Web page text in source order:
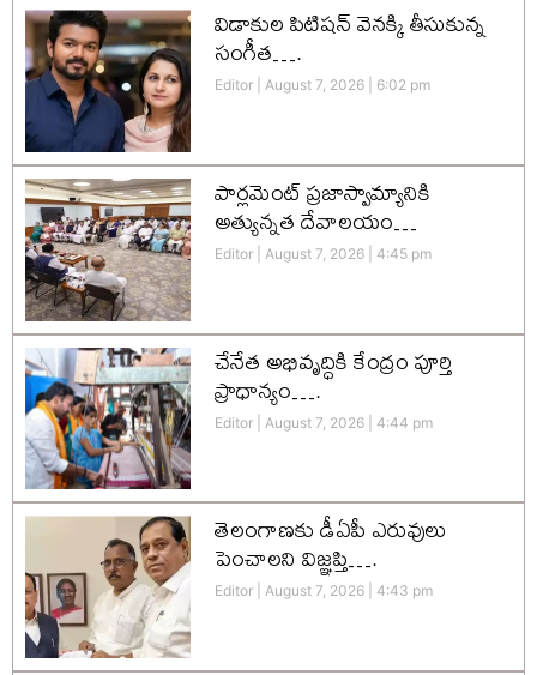
విడాకుల పిటిషన్ వెనక్కి తీసుకున్న
సంగీత….
Editor August 7, 2026 6:02 pm
పార్లమెంట్ ప్రజాస్వామ్యానికి
అత్యున్నత దేవాలయం…
Editor August 7, 2026 4:45 pm
చేనేత అభివృద్ధికి కేంద్రం పూర్తి
ప్రాధాన్యం….
Editor August 7, 2026 4:44 pm
తెలంగాణకు డీఏపీ ఎరువులు
పెంచాలని విజ్ఞప్తి….
Editor August 7, 2026 4:43 pm